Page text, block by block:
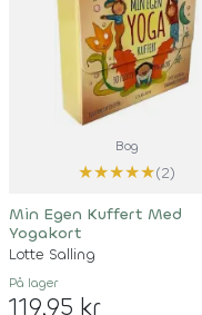
Bog
★★★★★(2)
Min Egen Kuffert Med
Yogakort
Lotte Salling
På lager
119,95 kr